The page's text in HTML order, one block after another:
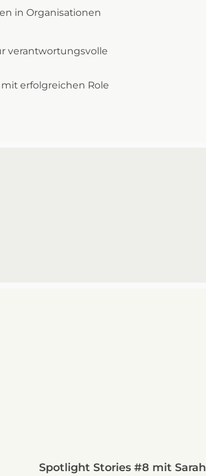
in Organisationen
verantwortungsvolle
erfolgreichen Role
Spotlight Stories #8 mit Sarah